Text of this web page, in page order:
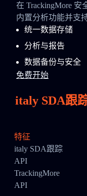
在 TrackingMore 安
内置分析功能并支
统一数据存储
分析与报告
数据备份与安全
免费开始
italy SDA跟
特征
italy SDA跟踪
API
TrackingMore
API